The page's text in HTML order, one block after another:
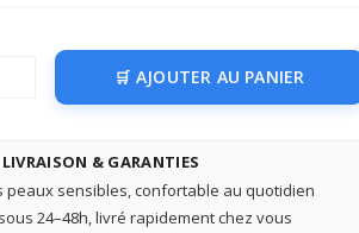
AJOUTER AU PANIER
LIVRAISON & GARANTIES
peaux sensibles, confortable au quotidien
24–48h, livré rapidement chez vous